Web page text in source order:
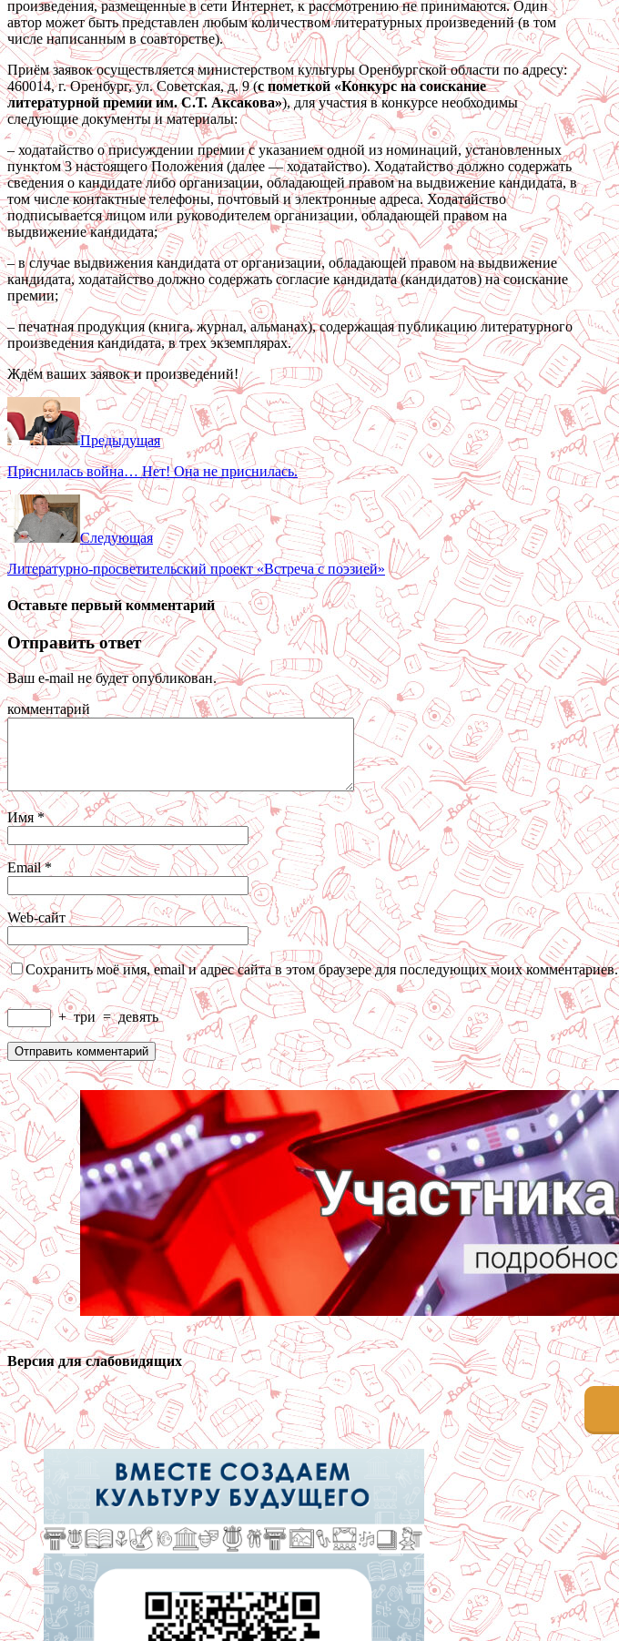
произведения, размещенные в сети Интернет, к рассмотрению не принимаются. Один
автор может быть представлен любым количеством литературных произведений (в том
числе написанным в соавторстве).
Приём заявок осуществляется министерством культуры Оренбургской области по адресу:
460014, г. Оренбург, ул. Советская, д. 9 (с пометкой «Конкурс на соискание
литературной премии им. С.Т. Аксакова»), для участия в конкурсе необходимы
следующие документы и материалы:
– ходатайство о присуждении премии с указанием одной из номинаций, установленных
пунктом 3 настоящего Положения (далее — ходатайство). Ходатайство должно содержать
сведения о кандидате либо организации, обладающей правом на выдвижение кандидата, в
том числе контактные телефоны, почтовый и электронные адреса. Ходатайство
подписывается лицом или руководителем организации, обладающей правом на
выдвижение кандидата;
– в случае выдвижения кандидата от организации, обладающей правом на выдвижение
кандидата, ходатайство должно содержать согласие кандидата (кандидатов) на соискание
премии;
– печатная продукция (книга, журнал, альманах), содержащая публикацию литературного
произведения кандидата, в трех экземплярах.
Ждём ваших заявок и произведений!
Предыдущая
Приснилась война… Нет! Она не приснилась.
Следующая
Литературно-просветительский проект «Встреча с поэзией»
Оставьте первый комментарий
Отправить ответ
Ваш e-mail не будет опубликован.
комментарий
Имя*
Email*
Web-сайт
Сохранить моё имя, email и адрес сайта в этом браузере для последующих моих комментариев.
+ три = девять
Версия для слабовидящих